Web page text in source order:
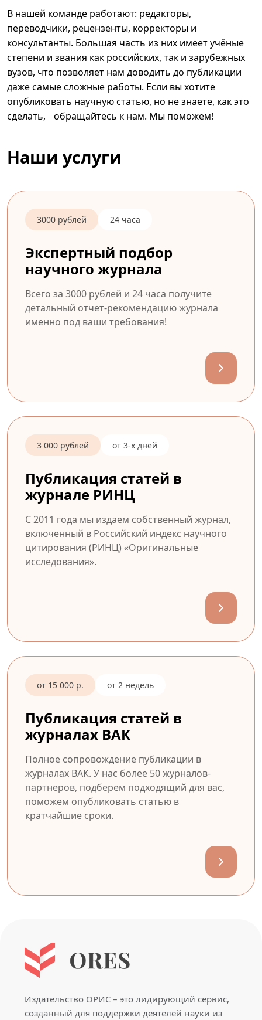
В нашей команде работают: редакторы,
переводчики, рецензенты, корректоры и
консультанты. Большая часть из них имеет учёные
степени и звания как российских, так и зарубежных
вузов, что позволяет нам доводить до публикации
даже самые сложные работы. Если вы хотите
опубликовать научную статью, но не знаете, как это
сделать, обращайтесь к нам. Мы поможем!
Наши услуги
3000 рублей 24 часа
Экспертный подбор
научного журнала
Всего за 3000 рублей и 24 часа получите
детальный отчет-рекомендацию журнала
именно под ваши требования!
3 000 рублей от 3-х дней
Публикация статей в
журнале РИНЦ
С 2011 года мы издаем собственный журнал,
включенный в Российский индекс научного
цитирования (РИНЦ) «Оригинальные
исследования».
от 15 000 р. от 2 недель
Публикация статей в
журналах ВАК
Полное сопровождение публикации в
журналах ВАК. У нас более 50 журналов-
партнеров, подберем подходящий для вас,
поможем опубликовать статью в
кратчайшие сроки.
Издательство ОРИС – это лидирующий сервис,
созданный для поддержки деятелей науки из